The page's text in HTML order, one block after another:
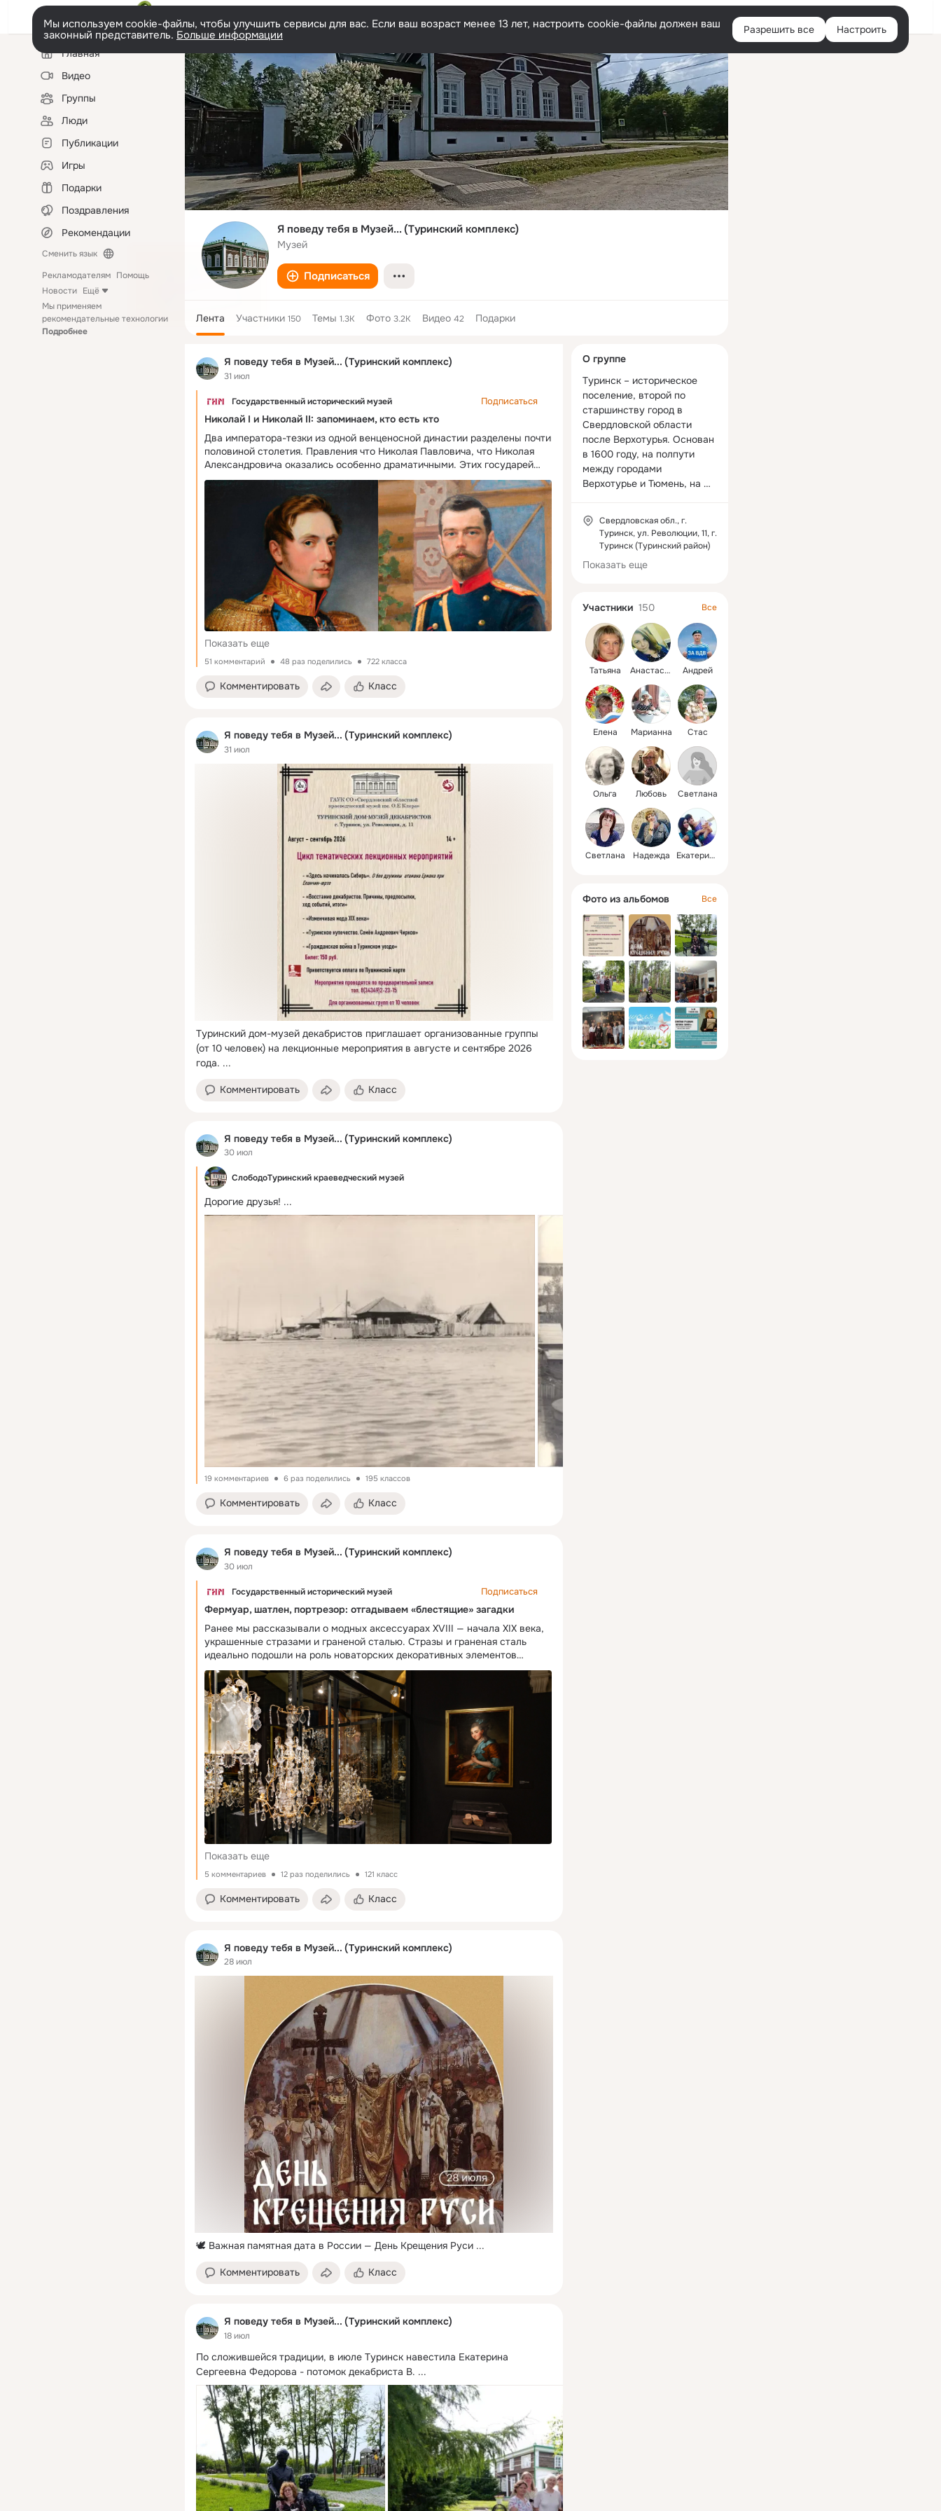
Войти
Мы используем cookie-файлы, чтобы улучшить сервисы для вас. Если ваш возраст менее 13 лет, настроить cookie-файлы должен ваш
законный представитель. Больше информации Разрешить все Настроить
Левая
колонкаГлавная
Видео
Группы
Люди
Публикации
Игры
Подарки
Поздравления
Рекомендации
Сменить язык
Рекламодателям Помощь
Новости Ещё
Мы применяем
рекомендательные технологии
Подробнее
Я поведу тебя в Музей... (Туринский комплекс)
Музей
Подписаться
Лента Участники 150 Темы 1.3K Фото 3.2K Видео 42 Подарки
Я поведу тебя в Музей... (Туринский комплекс)
31 июл
Государственный исторический музей Подписаться
Николай I и Николай II: запоминаем, кто есть кто
Два императора-тезки из одной венценосной династии разделены почти
половиной столетия. Правления что Николая Павловича, что Николая
Александровича оказались особенно драматичными. Этих государей
часто сравнивают или даже путают — как консерваторов, правивших
в переломные эпохи. Предлагаем сравнить некоторые аспекты
биографии двух самодержцев — прадеда и правнука, и увидеть, чем
были похожи императоры Николай I и Николай II, и чем они разительно
отличались. Николай Павлович родился 6 июля (25 июня) 1796 года
в Царском Селе. Он был девятым ребенком и третьим сыном великой
княгини Марии Фёдоровны и великого князя Павла Петровича, будущего
императора Павла I. Третий в очереди на трон, он не готовился
к наследованию престола: упор в образовании был сделан на военном
и инженерном деле. В возрасте четырёх лет Николай перенес первое
эмоциональное потрясение — в результате заговора был убит его отец,
и императором стал старший брат Александр I. Детей у Александра I не
было, поэтому вторым в оче
Показать еще
51 комментарий 48 раз поделились 722 класса
Комментировать Класс
Я поведу тебя в Музей... (Туринский комплекс)
31 июл
Туринский дом-музей декабристов приглашает организованные группы
(от 10 человек) на лекционные мероприятия в августе и сентябре 2026
года. ...
Комментировать Класс
Я поведу тебя в Музей... (Туринский комплекс)
30 июл
СлободоТуринский краеведческий музей
Дорогие друзья! ...
19 комментариев 6 раз поделились 195 классов
Комментировать Класс
Я поведу тебя в Музей... (Туринский комплекс)
30 июл
Государственный исторический музей Подписаться
Фермуар, шатлен, портрезор: отгадываем «блестящие» загадки
Ранее мы рассказывали о модных аксессуарах XVIII — начала XIX века,
украшенные стразами и граненой сталью. Стразы и граненая сталь
идеально подошли на роль новаторских декоративных элементов
благодаря разнообразию форм и размеров, а главное — яркому блеску
и способности отражать свет свечей, создавая иллюзию сверкающих
драгоценностей. Но в отличие от настоящих драгоценностей,
количество стразов и граненой стали было неограниченным, а изделия
с ними можно было создавать практически любых форм и размеров.
Сегодня предлагаем рассмотреть 6 необычных предметов, украшенных
стразами, а заодно угадать их назначение. Это украшение носит в том
числе и романтическую, сентиментальную ценность. Надпись
на французском «Il ne regarde que sur toi seule» означает «Он смотрит
только на тебя». Фермуар — от французского fermoir, fermer,
«запирать» — декоративная застежка для ожерелья. Крупные фермуары
располагали на груди или ближе к плечу как эмоциональную доминанту
украшения. Фермуары более мелких разм
Показать еще
5 комментариев 12 раз поделились 121 класс
Комментировать Класс
Я поведу тебя в Музей... (Туринский комплекс)
28 июл
🕊 Важная памятная дата в России — День Крещения Руси ...
Комментировать Класс
Я поведу тебя в Музей... (Туринский комплекс)
18 июл
По сложившейся традиции, в июле Туринск навестила Екатерина
Сергеевна Федорова - потомок декабриста В. ...
колонка
О группе
Туринск – историческое
поселение, второй по
старшинству город в
Свердловской области
после Верхотурья. Основан
в 1600 году, на полпути
между городами
Верхотурье и Тюмень, на
Епанчин-юрт.
Свердловская обл., г.
Туринск, ул. Революции, 11, г.
Туринск (Туринский район)
Показать еще
Участники 150 Все
Татьяна Анастасия Андрей
Елена Марианна Стас
Ольга Любовь Светлана
Светлана Надежда Екатерина
Фото из альбомов Все